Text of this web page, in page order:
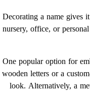
Decorating a name gives
nursery, office, or
One popular option for
wooden letters or a
look. Alternatively, a